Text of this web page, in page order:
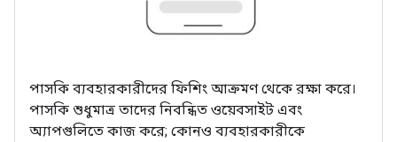
পাসকি ব্যবহারকারীদের ফিশিং আক্রমণ থেকে রক্ষা করে।
পাসকি শুধুমাত্র তাদের নিবন্ধিত ওয়েবসাইট এবং
অ্যাপগুলিতে কাজ করে; কোনও ব্যবহারকারীকে